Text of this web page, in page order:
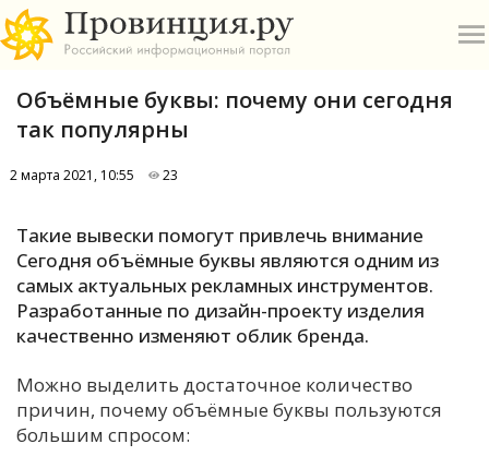
А
Б
В
О
П
Объёмные буквы: почему они сегодня
так популярны
2 марта 2021, 10:55 23
Такие вывески помогут привлечь внимание
Сегодня объёмные буквы являются одним из
самых актуальных рекламных инструментов.
Разработанные по дизайн-проекту изделия
качественно изменяют облик бренда.
Можно выделить достаточное количество
причин, почему объёмные буквы пользуются
большим спросом: